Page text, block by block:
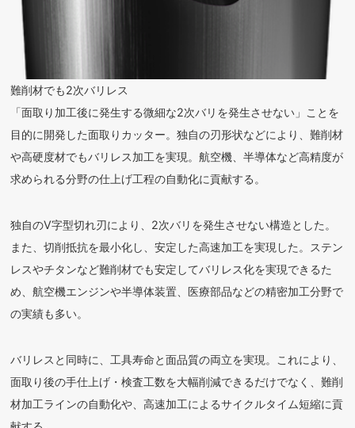
難削材でも2次バリレス
「面取り加工後に発生する微細な2次バリを発生させない」ことを
目的に開発した面取りカッター。独自の刃形状などにより、難削材
や高硬度材でもバリレス加工を実現。航空機、半導体など高精度が
求められる分野の仕上げ工程の自動化に貢献する。
独自のV字型切れ刃により、2次バリを発生させない構造とした。
また、切削抵抗を最小化し、安定した高速加工を実現した。ステン
レスやチタンなど難削材でも安定してバリレス化を実現できるた
め、航空機エンジンや半導体装置、医療部品などの精密加工分野で
の実績も多い。
バリレスと同時に、工具寿命と面品質の両立を実現。これにより、
面取り後の手仕上げ・検査工数を大幅削減できるだけでなく、難削
材加工ラインの自動化や、高速加工によるサイクルタイム短縮に貢